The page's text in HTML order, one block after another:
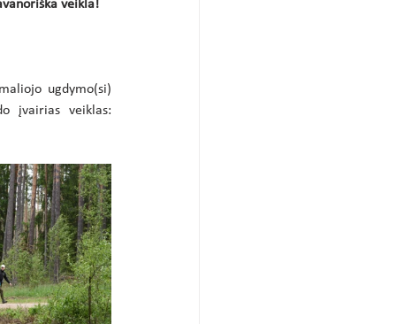
veikla!
ugdymo(si)
įvairias veiklas: